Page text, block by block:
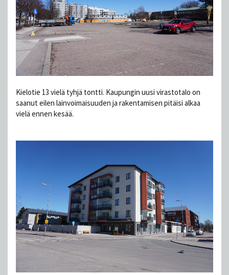
Kielotie 13 vielä tyhjä tontti. Kaupungin uusi virastotalo on
saanut eilen lainvoimaisuuden ja rakentamisen pitäisi alkaa
vielä ennen kesää.